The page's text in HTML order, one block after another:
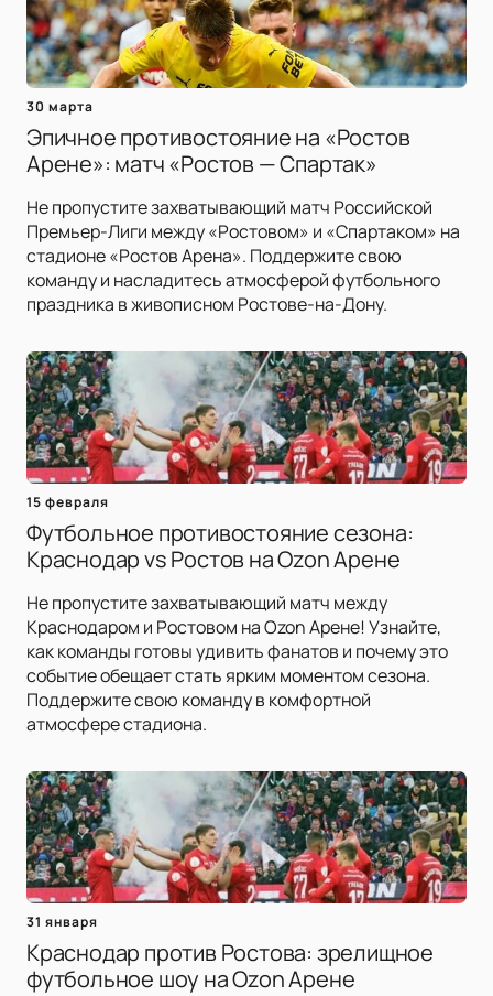
30 марта
Эпичное противостояние на «Ростов
Арене»: матч «Ростов — Спартак»
Не пропустите захватывающий матч Российской
Премьер-Лиги между «Ростовом» и «Спартаком» на
стадионе «Ростов Арена». Поддержите свою
команду и насладитесь атмосферой футбольного
праздника в живописном Ростове-на-Дону.
15 февраля
Футбольное противостояние сезона:
Краснодар vs Ростов на Ozon Арене
Не пропустите захватывающий матч между
Краснодаром и Ростовом на Ozon Арене! Узнайте,
как команды готовы удивить фанатов и почему это
событие обещает стать ярким моментом сезона.
Поддержите свою команду в комфортной
атмосфере стадиона.
31 января
Краснодар против Ростова: зрелищное
футбольное шоу на Ozon Арене